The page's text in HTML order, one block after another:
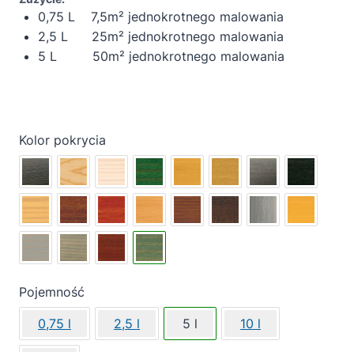
0,75 L 7,5m² jednokrotnego malowania
2,5 L 25m² jednokrotnego malowania
5 L 50m² jednokrotnego malowania
Kolor pokrycia
Pojemność
0,75 l
2,5 l 5 l 10 l